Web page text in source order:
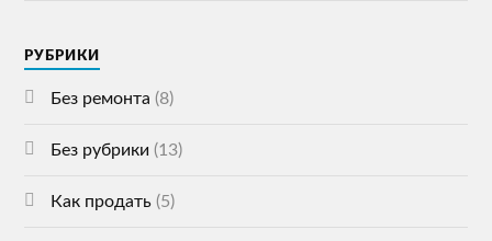
РУБРИКИ
Без ремонта (8)
Без рубрики (13)
Как продать (5)